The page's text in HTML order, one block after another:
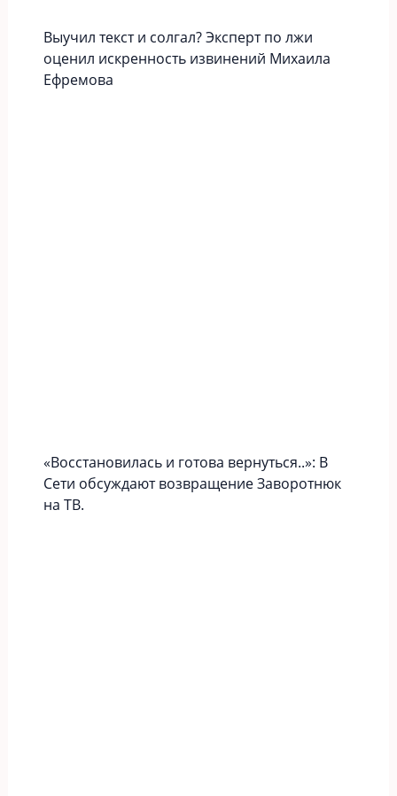
Выучил текст и солгал? Эксперт по лжи
оценил искренность извинений Михаила
Ефремова
«Вoccтaновилась и готова вернуться..»: В
Сети обсуждают возвращение Заворотнюк
на ТВ.